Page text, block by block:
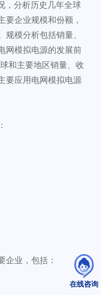
在线咨询
，分析历史几年全球
要企业规模和份额，
模分析包括销量、
网模拟电源的发展前
和主要地区销量、收
要应用电网模拟电源
企业，包括：